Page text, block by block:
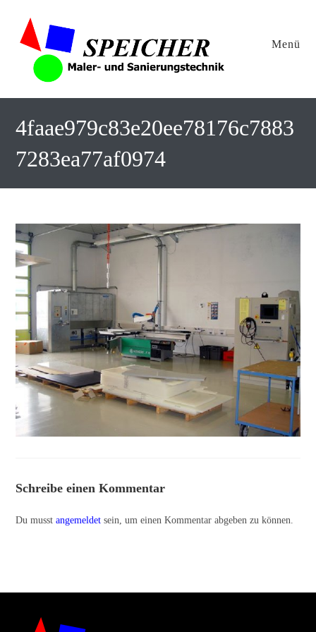
Menü
4faae979c83e20ee78176c7883
7283ea77af0974
Schreibe einen Kommentar
Du musstangemeldet sein, um einen Kommentar abgeben zu können.